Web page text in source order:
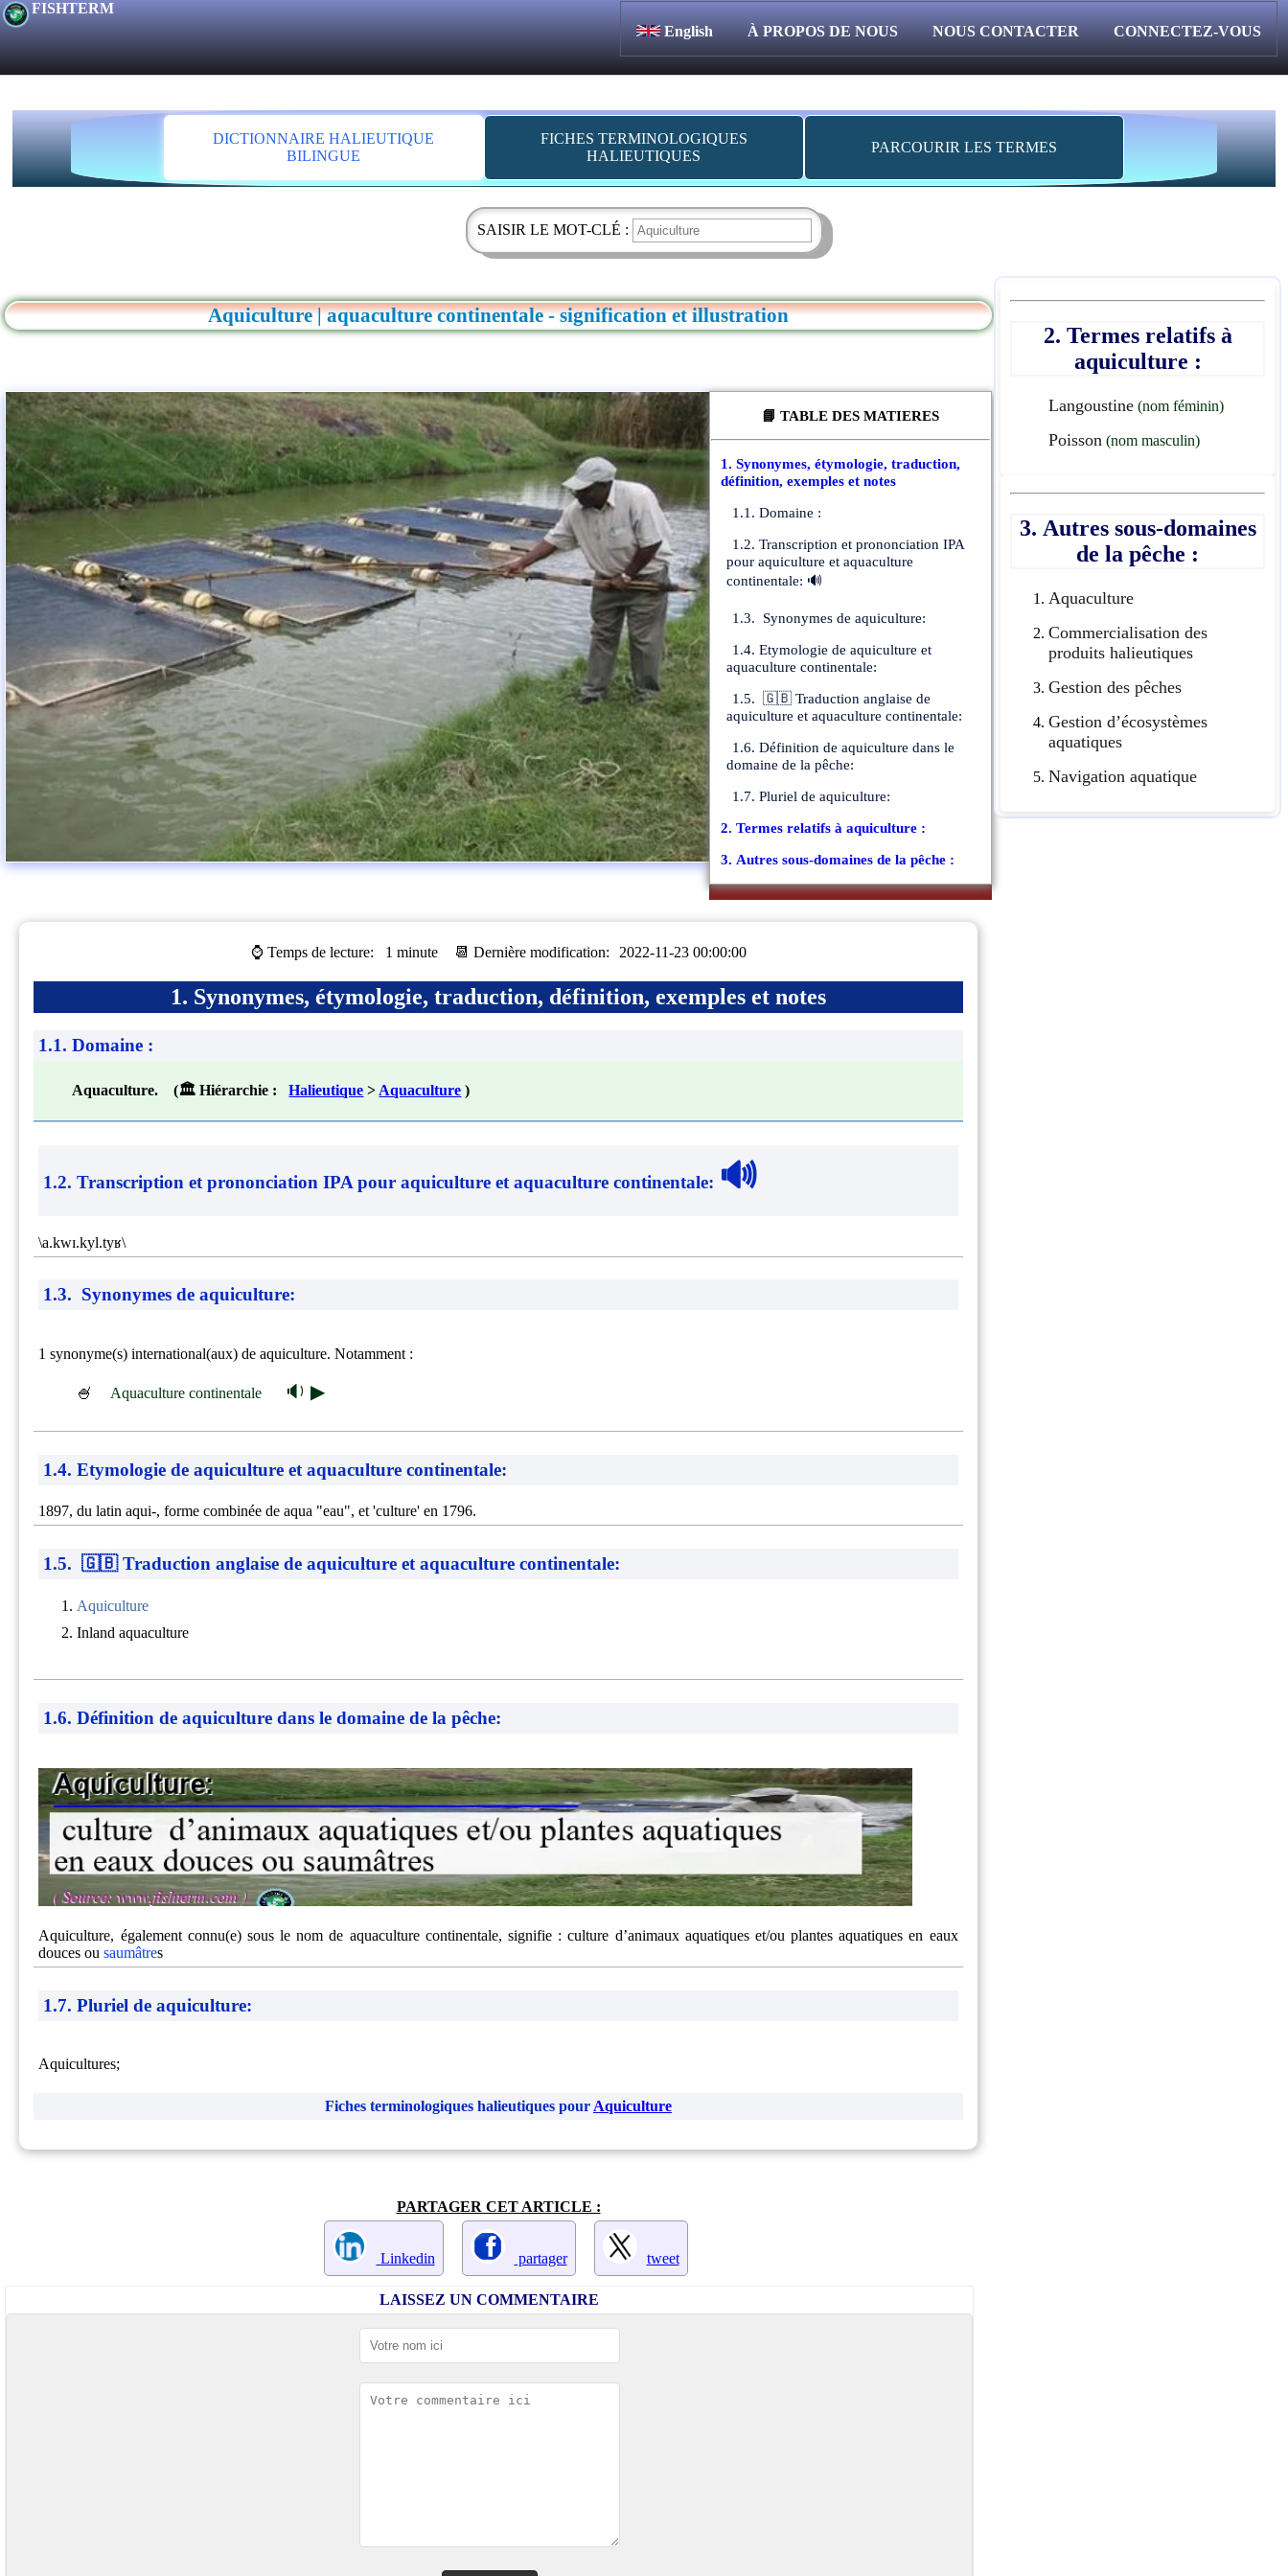
FISHTERM
English
À PROPOS DE NOUS NOUS CONTACTER CONNECTEZ-VOUS
DICTIONNAIRE HALIEUTIQUE
BILINGUE
FICHES TERMINOLOGIQUES
HALIEUTIQUES
PARCOURIR LES TERMES
SAISIR LE MOT-CLÉ :
Aquiculture | aquaculture continentale - signification et illustration
📘 TABLE DES MATIERES
1. Synonymes, étymologie, traduction,
définition, exemples et notes
1.1. Domaine :
1.2. Transcription et prononciation IPA
pour aquiculture et aquaculture
continentale: 🔊
1.3. Synonymes de aquiculture:
1.4. Etymologie de aquiculture et
aquaculture continentale:
1.5. 🇬🇧 Traduction anglaise de
aquiculture et aquaculture continentale:
1.6. Définition de aquiculture dans le
domaine de la pêche:
1.7. Pluriel de aquiculture:
2. Termes relatifs à aquiculture :
3. Autres sous-domaines de la pêche :
⌚ Temps de lecture: 1 minute 📆 Dernière modification: 2022-11-23 00:00:00
1. Synonymes, étymologie, traduction, définition, exemples et notes
1.1. Domaine :
Aquaculture. (🏛 Hiérarchie :Halieutique > Aquaculture )
1.2. Transcription et prononciation IPA pouraquiculture et aquaculture continentale: 🔊
\a.kwɪ.kyl.tyʁ\
1.3. Synonymes de aquiculture:
1 synonyme(s) international(aux) de aquiculture. Notamment :
🍧 Aquaculture continentale 🔉 ▶
1.4. Etymologie de aquiculture et aquaculture continentale:
1897, du latin aqui-, forme combinée de aqua "eau", et 'culture' en 1796.
1.5. 🇬🇧 Traduction anglaise de aquiculture et aquaculture continentale:
Aquiculture
Inland aquaculture
1.6. Définition de aquiculture dans le domaine de la pêche:
Aquiculture, également connu(e) sous le nom de aquaculture continentale, signifie : culture d’animaux aquatiques et/ou plantes aquatiques en eaux
douces ousaumâtres
1.7. Pluriel de aquiculture:
Aquicultures;
Fiches terminologiques halieutiques pour Aquiculture
PARTAGER CET ARTICLE :
Linkedin partager tweet
LAISSEZ UN COMMENTAIRE
2. Termes relatifs à
aquiculture :
Langoustine (nom féminin)
Poisson (nom masculin)
3. Autres sous-domaines
de la pêche :
Aquaculture
Commercialisation des
produits halieutiques
Gestion des pêches
Gestion d’écosystèmes
aquatiques
Navigation aquatique